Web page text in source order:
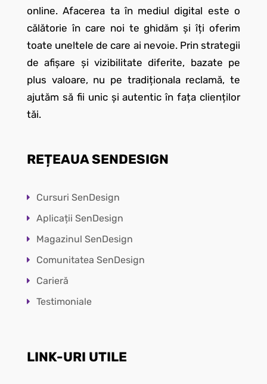
online. Afacerea ta în mediul digital este o
călătorie în care noi te ghidăm și îți oferim
toate uneltele de care ai nevoie. Prin strategii
de afișare și vizibilitate diferite, bazate pe
plus valoare, nu pe tradiționala reclamă, te
ajutăm să fii unic și autentic în fața clienților
tăi.
REȚEAUA SENDESIGN
Cursuri SenDesign
Aplicații SenDesign
Magazinul SenDesign
Comunitatea SenDesign
Carieră
Testimoniale
LINK-URI UTILE